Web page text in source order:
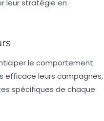
leur stratégie en
le comportement
efficace leurs campagnes,
spécifiques de chaque